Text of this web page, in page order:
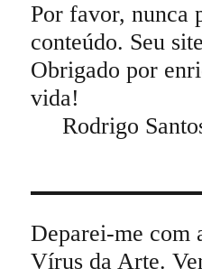
Por favor, nunca
conteúdo. Seu
Obrigado por
Rodrigo
Deparei-me com
Vírus da Arte.